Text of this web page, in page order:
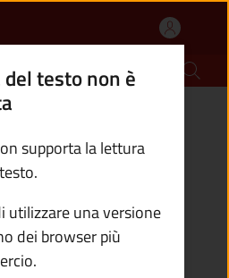
un corso
un'altra scheda).
corso di
testo non è
supporta la lettura
utilizzare una versione
dei browser più